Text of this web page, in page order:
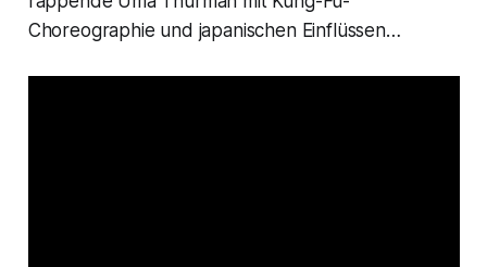
Choreographie und japanischen Einflüssen…